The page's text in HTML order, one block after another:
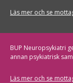
Läs mer och se
BUP Neuropsykiatri
annan psykiatrisk
Läs mer och se